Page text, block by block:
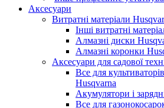
Аксесуари
Витратні матеріали
Інші витратні
Алмазні диски
Алмазні коронки
Аксесуари для садової
Все для
Husqvarna
Акумулятори і
Все для